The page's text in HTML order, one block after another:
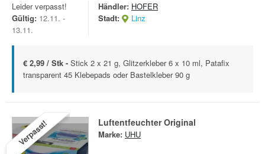
Leider verpasst!
Gültig: 12.11. -
13.11.
Händler: HOFER
Stadt:
Linz
€ 2,99 / Stk - Stick 2 x 21 g, Glitzerkleber 6 x 10 ml, Patafix
transparent 45 Klebepads oder Bastelkleber 90 g
Verpasst! Luftentfeuchter Original
Marke: UHU